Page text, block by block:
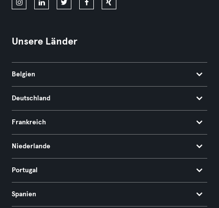
Unsere Länder
Belgien
Deutschland
Frankreich
Niederlande
Portugal
Spanien